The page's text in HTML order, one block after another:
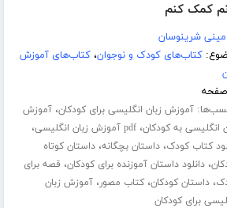
کمک کنم
مینی شرینوسان
کتاب‌های کودک و نوجوان،کتاب‌های آموزش
آموزش زبان انگلیسی برای کودکان،آموزش
انگلیسی به کودکان،pdf آموزش زبان انگلیسی ،
کتاب کودک،داستان بچگانه،داستان کوتاه
،دانلود داستان آموزنده برای کودکان، قصه برای
،داستان کودکان،کتاب مصور،آموزش زبان
برای کودکان